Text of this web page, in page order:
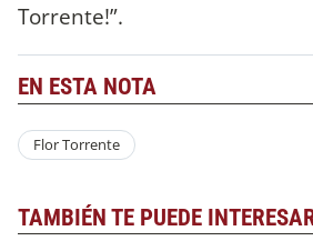
Torrente!”.
EN ESTA NOTA
Flor Torrente
TAMBIÉN TE PUEDE